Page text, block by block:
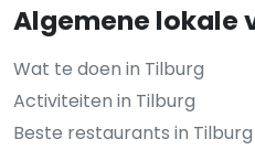
Algemene lokale
Wat te doen in Tilburg
Activiteiten in Tilburg
Beste restaurants in Tilburg